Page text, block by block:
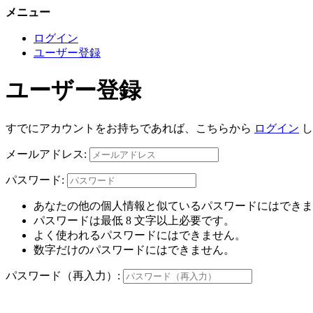
メニュー
ログイン
ユーザー登録
ユーザー登録
すでにアカウントをお持ちであれば、こちらから ログイン
メールアドレス:
パスワード:
あなたの他の個人情報と似ているパスワードにはできま
パスワードは最低 8 文字以上必要です。
よく使われるパスワードにはできません。
数字だけのパスワードにはできません。
パスワード（再入力）: